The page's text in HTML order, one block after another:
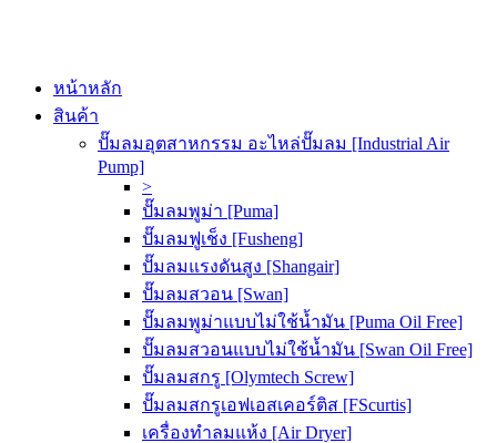
หน้าหลัก
สินค้า
ปั๊มลมอุตสาหกรรม อะไหล่ปั๊มลม [Industrial Air
Pump]
>
ปั๊มลมพูม่า [Puma]
ปั๊มลมฟูเช็ง [Fusheng]
ปั๊มลมแรงดันสูง [Shangair]
ปั๊มลมสวอน [Swan]
ปั๊มลมพูม่าแบบไม่ใช้น้ำมัน [Puma Oil Free]
ปั๊มลมสวอนแบบไม่ใช้น้ำมัน [Swan Oil Free]
ปั๊มลมสกรู [Olymtech Screw]
ปั๊มลมสกรูเอฟเอสเคอร์ติส [FScurtis]
เครื่องทำลมแห้ง [Air Dryer]